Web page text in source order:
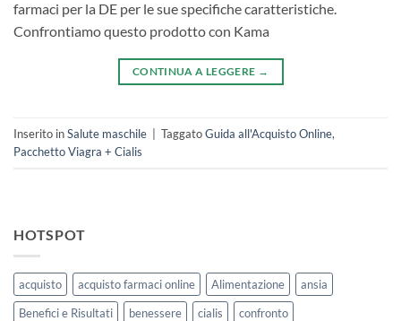
farmaci per la DE per le sue specifiche caratteristiche.
Confrontiamo questo prodotto con Kama
CONTINUA A LEGGERE →
Inserito inSalute maschile TaggatoGuida all'Acquisto Online,
Pacchetto Viagra + Cialis
HOTSPOT
acquisto acquisto farmaci online Alimentazione
ansia
Benefici e Risultati
benessere cialis
confronto